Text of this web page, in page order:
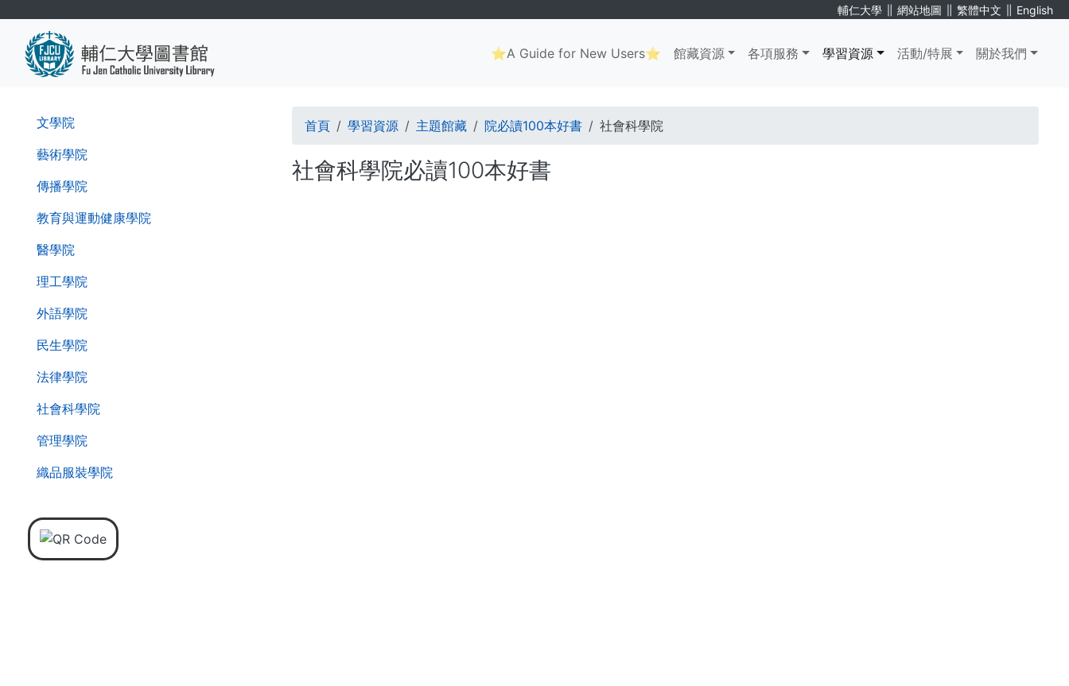
輔仁大學 ∥ 網站地圖 ∥ 繁體中文 ∥ English
Main
navigation
⭐A Guide for New Users⭐ 館藏資源 各項服務 學習資源 活動/特展 關於我們
第
二
層
覽
列
文學院
藝術學院
傳播學院
教育與運動健康學院
醫學院
理工學院
外語學院
民生學院
法律學院
社會科學院
管理學院
織品服裝學院
導
航
連
首頁 學習資源 主題館藏 院必讀100本好書 社會科學院
社會科學院必讀100本好書